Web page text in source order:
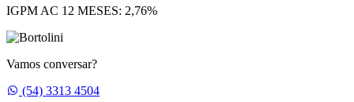
IGPM AC 12 MESES: 2,76%
Vamos conversar?
Whatsapp
(54) 3313 4504